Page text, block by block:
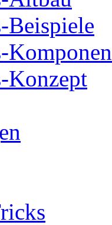
Beispiele
Konzept